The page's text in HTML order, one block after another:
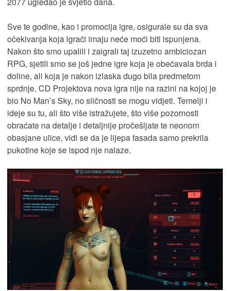
Sve te godine, kao i promocija igre, osigurale su da sva
očekivanja koja igrači imaju neće moći biti ispunjena.
Nakon što smo upalili i zaigrali taj izuzetno ambiciozan
RPG, sjetili smo se još jedne igre koja je obećavala brda i
doline, ali koja je nakon izlaska dugo bila predmetom
sprdnje. CD Projektova nova igra nije na razini na kojoj je
bio No Man’s Sky, no sličnosti se mogu vidjeti. Temelji i
ideje su tu, ali što više istražujete, što više pozornosti
obraćate na detalje i detaljnije pročešljate te neonom
obasjane ulice, vidi se da je lijepa fasada samo prekrila
pukotine koje se ispod nje nalaze.